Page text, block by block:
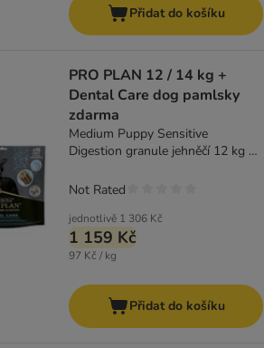
Přidat do košíku
PRO PLAN 12 / 14 kg +
Dental Care dog pamlsky
zdarma
Medium Puppy Sensitive
Digestion granule jehněčí 12 kg +
jednotlivě 1 306 Kč
1 159 Kč
97 Kč / kg
Not Rated
Přidat do košíku